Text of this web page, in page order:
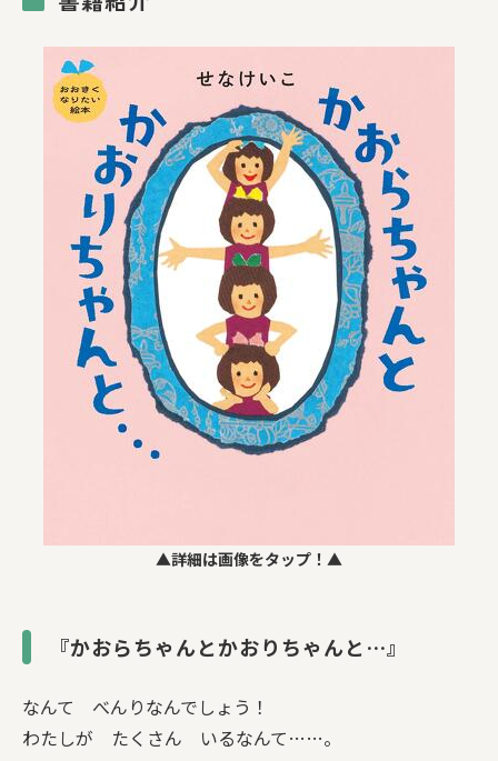
▲詳細は画像をタップ！▲
『かおらちゃんとかおりちゃんと…』
なんて べんりなんでしょう！
わたしが たくさん いるなんて……。